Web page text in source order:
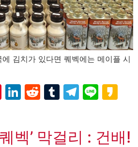
김치가 있다면 퀘벡에는 메이플 시
Pinterest
LinkedIn
Reddit
TumblrLine
벡’ 막걸리 : 건배!